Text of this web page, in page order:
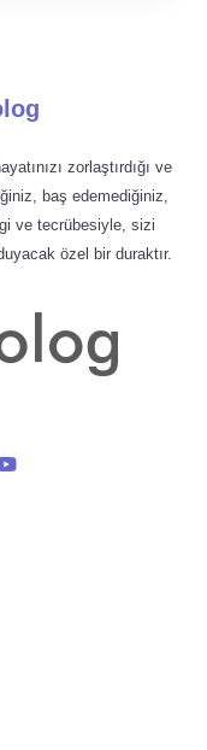
zorlaştırdığı ve
baş edemediğiniz,
ve tecrübesiyle, sizi
özel bir duraktır.